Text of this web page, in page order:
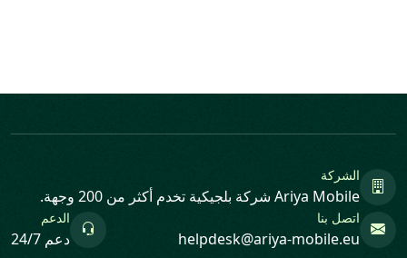
الشركة
Ariya Mobile شركة بلجيكية تخدم أكثر من 200 وجهة.
اتصل بنا
helpdesk@ariya-mobile.eu
الدعم
دعم 24/7